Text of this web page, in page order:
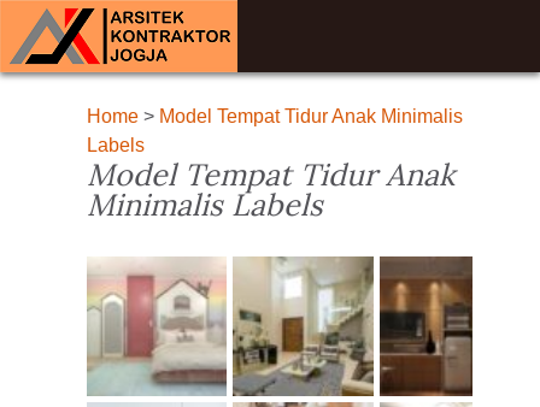
Home> Model Tempat Tidur Anak Minimalis
Labels
Model Tempat Tidur Anak
Minimalis Labels